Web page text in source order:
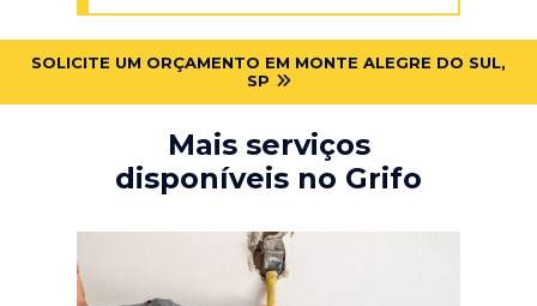
SOLICITE UM ORÇAMENTO EM MONTE ALEGRE DO SUL,
SP
Mais serviços
disponíveis no Grifo